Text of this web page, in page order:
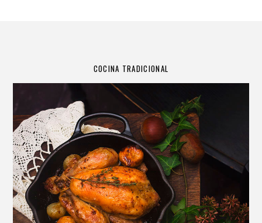
COCINA TRADICIONAL